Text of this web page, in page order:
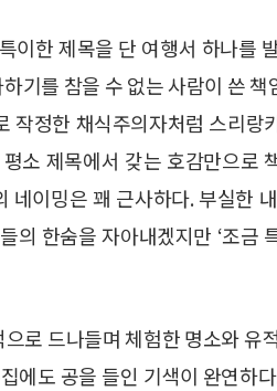
이한 제목을 단 여행서 하나를
기를 참을 수 없는 사람이 쓴
작정한 채식주의자처럼 스리랑
소 제목에서 갖는 호감만으로
네이밍은 꽤 근사하다. 부실한
의 한숨을 자아내겠지만 ‘조금
로 드나들며 체험한 명소와 유
에도 공을 들인 기색이 완연하